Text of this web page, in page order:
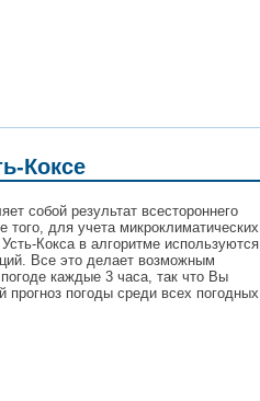
Коксе
собой результат всестороннего
того, для учета микроклиматических
Кокса в алгоритме используются
Все это делает возможным
каждые 3 часа, так что Вы
погоды среди всех погодных